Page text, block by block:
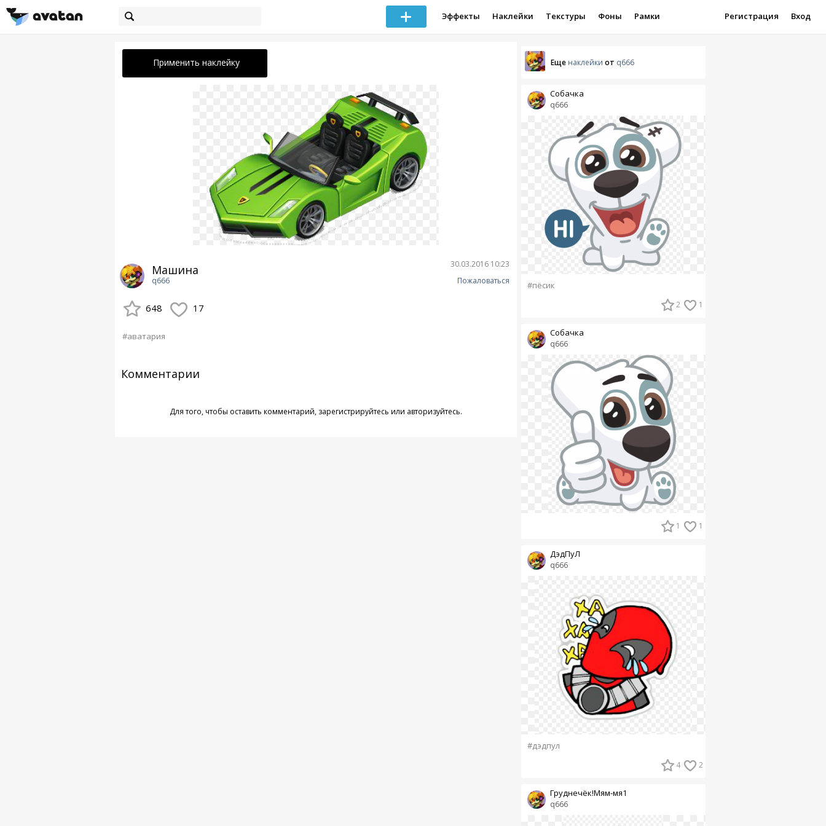
Эффекты Наклейки Текстуры Фоны Рамки Регистрация Вход
Применить наклейку
Машина
q666
30.03.2016 10:23
Пожаловаться
648 17
#аватария
Комментарии
Для того, чтобы оставить комментарий, зарегистрируйтесь или авторизуйтесь.
Еще наклейки от q666
q666
Собачка
#пёсик
2 1
q666
Собачка
1 1
q666
ДэдПуЛ
#дэдпул
4 2
q666
Груднечёк!Мям-мя1